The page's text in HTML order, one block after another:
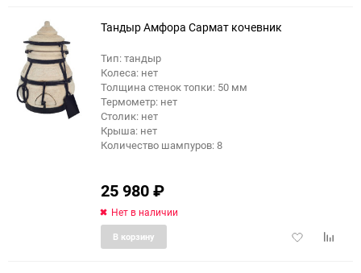
Тандыр Амфора Сармат кочевник
Тип: тандыр
Колеса: нет
Толщина стенок топки: 50 мм
Термометр: нет
Столик: нет
Крыша: нет
Количество шампуров: 8
25 980₽
Нет в наличии
Добавить
В корзину